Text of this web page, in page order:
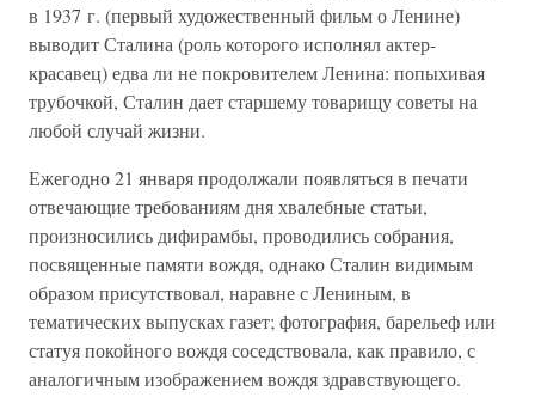
в 1937 г. (первый художественный фильм о Ленине)
выводит Сталина (роль которого исполнял актер-
красавец) едва ли не покровителем Ленина: попыхивая
трубочкой, Сталин дает старшему товарищу советы на
любой случай жизни.
Ежегодно 21 января продолжали появляться в печати
отвечающие требованиям дня хвалебные статьи,
произносились дифирамбы, проводились собрания,
посвященные памяти вождя, однако Сталин видимым
образом присутствовал, наравне с Лениным, в
тематических выпусках газет; фотография, барельеф или
статуя покойного вождя соседствовала, как правило, с
аналогичным изображением вождя здравствующего.